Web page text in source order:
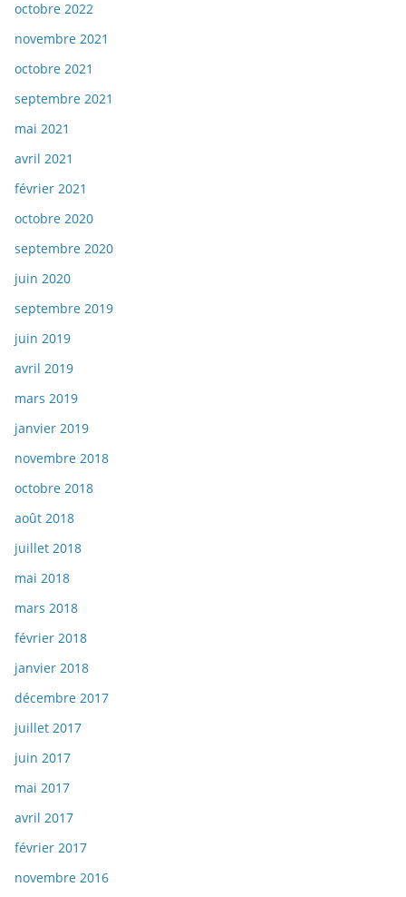
octobre 2022
novembre 2021
octobre 2021
septembre 2021
mai 2021
avril 2021
février 2021
octobre 2020
septembre 2020
juin 2020
septembre 2019
juin 2019
avril 2019
mars 2019
janvier 2019
novembre 2018
octobre 2018
août 2018
juillet 2018
mai 2018
mars 2018
février 2018
janvier 2018
décembre 2017
juillet 2017
juin 2017
mai 2017
avril 2017
février 2017
novembre 2016